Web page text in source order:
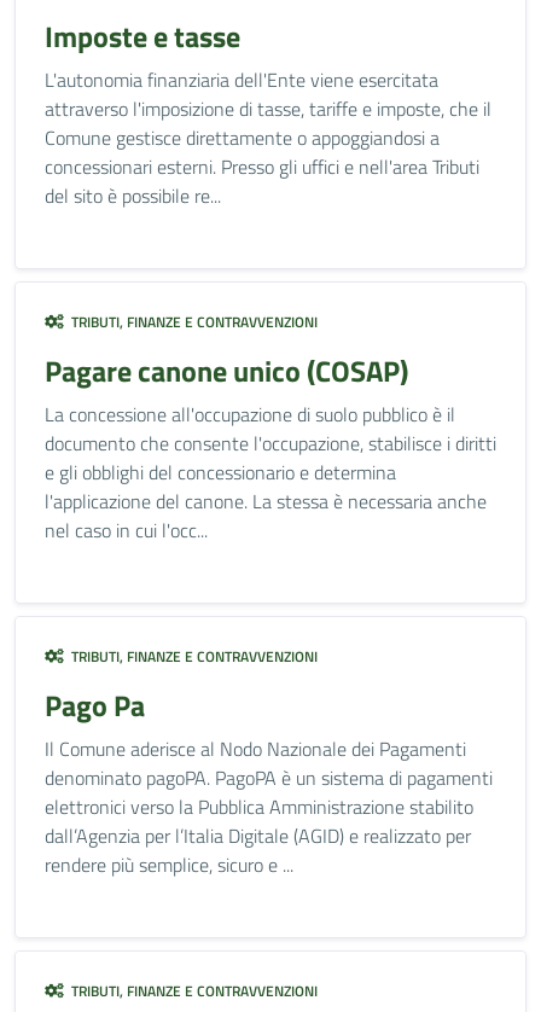
Imposte e tasse
L'autonomia finanziaria dell'Ente viene esercitata
attraverso l'imposizione di tasse, tariffe e imposte, che il
Comune gestisce direttamente o appoggiandosi a
concessionari esterni. Presso gli uffici e nell'area Tributi
del sito è possibile re...
TRIBUTI, FINANZE E CONTRAVVENZIONI
Pagare canone unico (COSAP)
La concessione all'occupazione di suolo pubblico è il
documento che consente l'occupazione, stabilisce i diritti
e gli obblighi del concessionario e determina
l'applicazione del canone. La stessa è necessaria anche
nel caso in cui l'occ...
TRIBUTI, FINANZE E CONTRAVVENZIONI
Pago Pa
Il Comune aderisce al Nodo Nazionale dei Pagamenti
denominato pagoPA. PagoPA è un sistema di pagamenti
elettronici verso la Pubblica Amministrazione stabilito
dall’Agenzia per l’Italia Digitale (AGID) e realizzato per
rendere più semplice, sicuro e ...
TRIBUTI, FINANZE E CONTRAVVENZIONI